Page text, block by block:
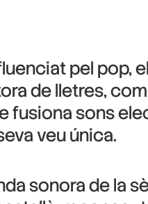
pel pop,
de lletres,
sons
veu única.
sonora de la